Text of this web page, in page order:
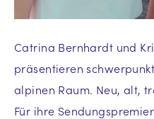
Catrina Bernhardt und
präsentieren
alpinen Raum. Neu, alt,
Für ihre